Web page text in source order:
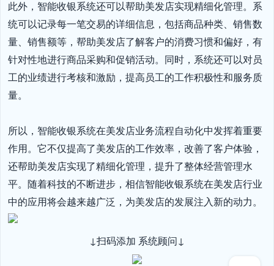
此外，智能收银系统还可以帮助美发店实现精细化管理。系
统可以记录每一笔交易的详细信息，包括商品种类、销售数
量、销售额等，帮助美发店了解客户的消费习惯和偏好，有
针对性地进行商品采购和促销活动。同时，系统还可以对员
工的业绩进行考核和激励，提高员工的工作积极性和服务质
量。
所以，智能收银系统在美发店业务流程自动化中发挥着重要
作用。它不仅提高了美发店的工作效率，改善了客户体验，
还帮助美发店实现了精细化管理，提升了整体经营管理水
平。随着科技的不断进步，相信智能收银系统在美发店行业
中的应用将会越来越广泛，为美发店的发展注入新的动力。
↓扫码添加 系统顾问↓